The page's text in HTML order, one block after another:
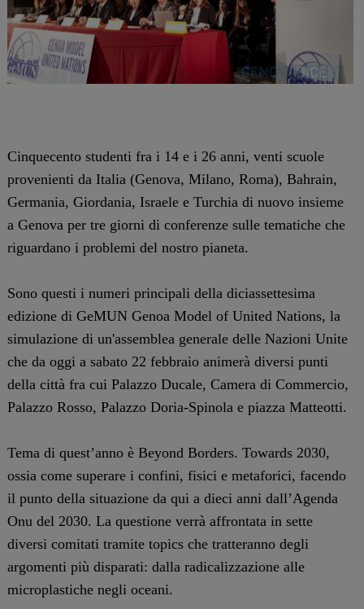
Cinquecento studenti fra i 14 e i 26 anni, venti scuole
provenienti da Italia (Genova, Milano, Roma), Bahrain,
Germania, Giordania, Israele e Turchia di nuovo insieme
a Genova per tre giorni di conferenze sulle tematiche che
riguardano i problemi del nostro pianeta.
Sono questi i numeri principali della diciassettesima
edizione di GeMUN Genoa Model of United Nations, la
simulazione di un'assemblea generale delle Nazioni Unite
che da oggi a sabato 22 febbraio animerà diversi punti
della città fra cui Palazzo Ducale, Camera di Commercio,
Palazzo Rosso, Palazzo Doria-Spinola e piazza Matteotti.
Tema di quest’anno è Beyond Borders. Towards 2030,
ossia come superare i confini, fisici e metaforici, facendo
il punto della situazione da qui a dieci anni dall’Agenda
Onu del 2030. La questione verrà affrontata in sette
diversi comitati tramite topics che tratteranno degli
argomenti più disparati: dalla radicalizzazione alle
microplastiche negli oceani.